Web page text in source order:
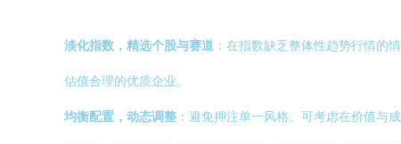
淡化指数，精选个股与赛道 ：在指数缺乏整体性趋势行情的
估值合理的优质企业。
均衡配置，动态调整 ：避免押注单一风格。可考虑在价值与